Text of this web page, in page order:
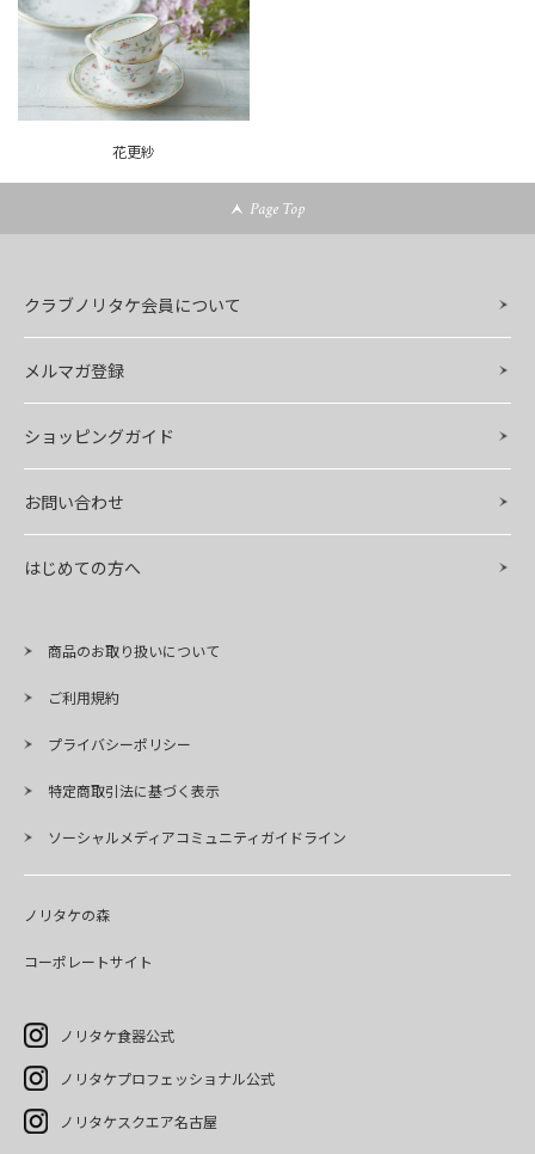
花更紗
Page Top
クラブノリタケ会員について
メルマガ登録
ショッピングガイド
お問い合わせ
はじめての方へ
商品のお取り扱いについて
ご利用規約
プライバシーポリシー
特定商取引法に基づく表示
ソーシャルメディアコミュニティガイドライン
ノリタケの森
コーポレートサイト
ノリタケ食器公式
ノリタケプロフェッショナル公式
ノリタケスクエア名古屋